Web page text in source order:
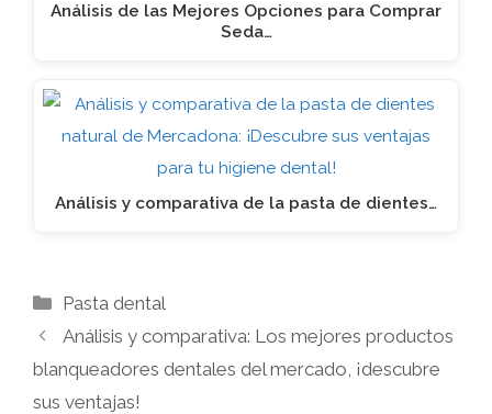
Análisis de las Mejores Opciones para Comprar
Seda…
Análisis y comparativa de la pasta de dientes…
Categorías
Pasta dental
Análisis y comparativa: Los mejores productos
blanqueadores dentales del mercado, ¡descubre
sus ventajas!